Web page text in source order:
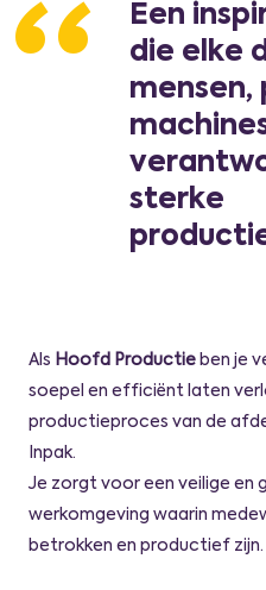
“
Een
die elke
mensen,
sterke
Als Hoofd Productie ben je
soepel en efficiënt laten
productieproces van de
Inpak.
Je zorgt voor een veilige en
werkomgeving waarin
betrokken en productief zijn.